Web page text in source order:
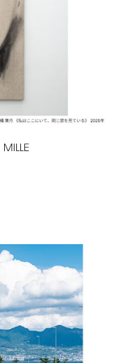
MILLE